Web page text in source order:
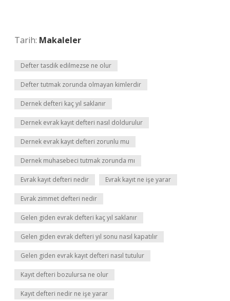
Tarih: Makaleler
Defter tasdik edilmezse ne olur
Defter tutmak zorunda olmayan kimlerdir
Dernek defteri kaç yıl saklanır
Dernek evrak kayıt defteri nasıl doldurulur
Dernek evrak kayıt defteri zorunlu mu
Dernek muhasebeci tutmak zorunda mı
Evrak kayıt defteri nedir Evrak kayıt ne işe yarar
Evrak zimmet defteri nedir
Gelen giden evrak defteri kaç yıl saklanır
Gelen giden evrak defteri yıl sonu nasıl kapatılır
Gelen giden evrak kayıt defteri nasıl tutulur
Kayıt defteri bozulursa ne olur
Kayıt defteri nedir ne işe yarar